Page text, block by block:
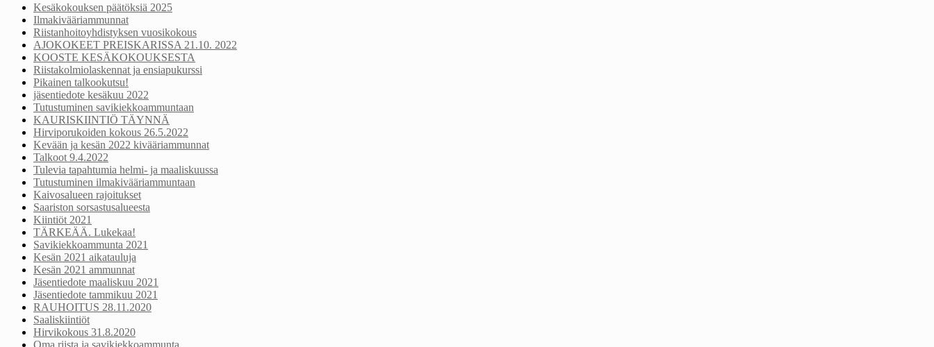
Kesäkokouksen päätöksiä 2025
Ilmakivääriammunnat
Riistanhoitoyhdistyksen vuosikokous
AJOKOKEET PREISKARISSA 21.10. 2022
KOOSTE KESÄKOKOUKSESTA
Riistakolmiolaskennat ja ensiapukurssi
Pikainen talkookutsu!
jäsentiedote kesäkuu 2022
Tutustuminen savikiekkoammuntaan
KAURISKIINTIÖ TÄYNNÄ
Hirviporukoiden kokous 26.5.2022
Kevään ja kesän 2022 kivääriammunnat
Talkoot 9.4.2022
Tulevia tapahtumia helmi- ja maaliskuussa
Tutustuminen ilmakivääriammuntaan
Kaivosalueen rajoitukset
Saariston sorsastusalueesta
Kiintiöt 2021
TÄRKEÄÄ. Lukekaa!
Savikiekkoammunta 2021
Kesän 2021 aikatauluja
Kesän 2021 ammunnat
Jäsentiedote maaliskuu 2021
Jäsentiedote tammikuu 2021
RAUHOITUS 28.11.2020
Saaliskiintiöt
Hirvikokous 31.8.2020
Oma riista ja savikiekkoammunta